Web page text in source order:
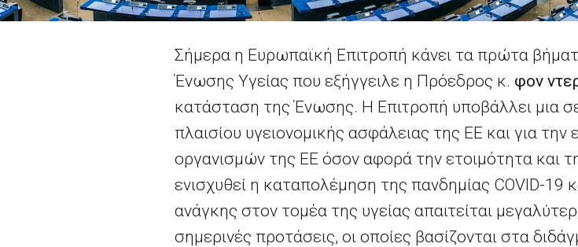
Σήμερα η Ευρωπαϊκή Επιτροπή κάνει τα πρώτα
Ένωσης Υγείας που εξήγγειλε η Πρόεδρος κ. φον
κατάσταση της Ένωσης. Η Επιτροπή υποβάλλει μια
πλαισίου υγειονομικής ασφάλειας της ΕΕ και για
οργανισμών της ΕΕ όσον αφορά την ετοιμότητα και
ενισχυθεί η καταπολέμηση της πανδημίας COVID-19
ανάγκης στον τομέα της υγείας απαιτείται
σημερινές προτάσεις, οι οποίες βασίζονται στα